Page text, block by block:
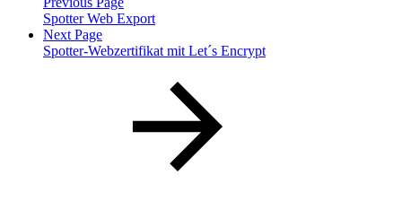
Spotter Web Export
Next Page
Spotter-Webzertifikat mit Let´s Encrypt